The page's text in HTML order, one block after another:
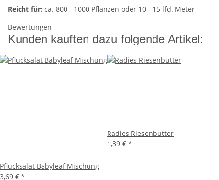
Reicht für: ca. 800 - 1000 Pflanzen oder 10 - 15 lfd. Meter
Bewertungen
Kunden kauften dazu folgende Artikel:
Pflücksalat Babyleaf Mischung
3,69 € *
Radies Riesenbutter
1,39 € *